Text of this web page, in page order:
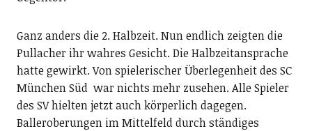
Ganz anders die 2. Halbzeit. Nun endlich zeigten die
Pullacher ihr wahres Gesicht. Die Halbzeitansprache
hatte gewirkt. Von spielerischer Überlegenheit des SC
München Süd war nichts mehr zusehen. Alle Spieler
des SV hielten jetzt auch körperlich dagegen.
Balleroberungen im Mittelfeld durch ständiges